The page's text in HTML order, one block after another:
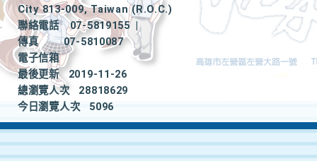
City 813-009, Taiwan (R.O.C.)
聯絡電話
07-5819155
|
傳真
07-5810087
電子信箱
最後更新
2019-11-26
總瀏覽人次
28818629
今日瀏覽人次
5096